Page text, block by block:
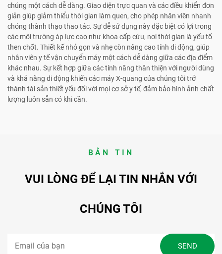
chúng một cách dễ dàng. Giao diện trực quan và các điều khiển đơn
giản giúp giảm thiểu thời gian làm quen, cho phép nhân viên nhanh
chóng thành thạo thao tác. Sự dễ sử dụng này đặc biệt có lợi trong
các môi trường áp lực cao như khoa cấp cứu, nơi thời gian là yếu tố
then chốt. Thiết kế nhỏ gọn và nhẹ còn nâng cao tính di động, giúp
nhân viên y tế vận chuyển máy một cách dễ dàng giữa các địa điểm
khác nhau. Sự kết hợp giữa các tính năng thân thiện với người dùng
và khả năng di động khiến các máy X-quang của chúng tôi trở
thành tài sản thiết yếu đối với mọi cơ sở y tế, đảm bảo hình ảnh chất
lượng luôn sẵn có khi cần.
BẢN TIN
VUI LÒNG ĐỂ LẠI TIN NHẮN VỚI
CHÚNG TÔI